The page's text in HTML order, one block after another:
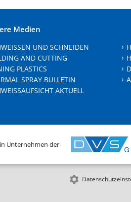
Medien
UND SCHNEIDEN
AND CUTTING
PLASTICS
SPRAY BULLETIN
AKTUELL
Unternehmen der